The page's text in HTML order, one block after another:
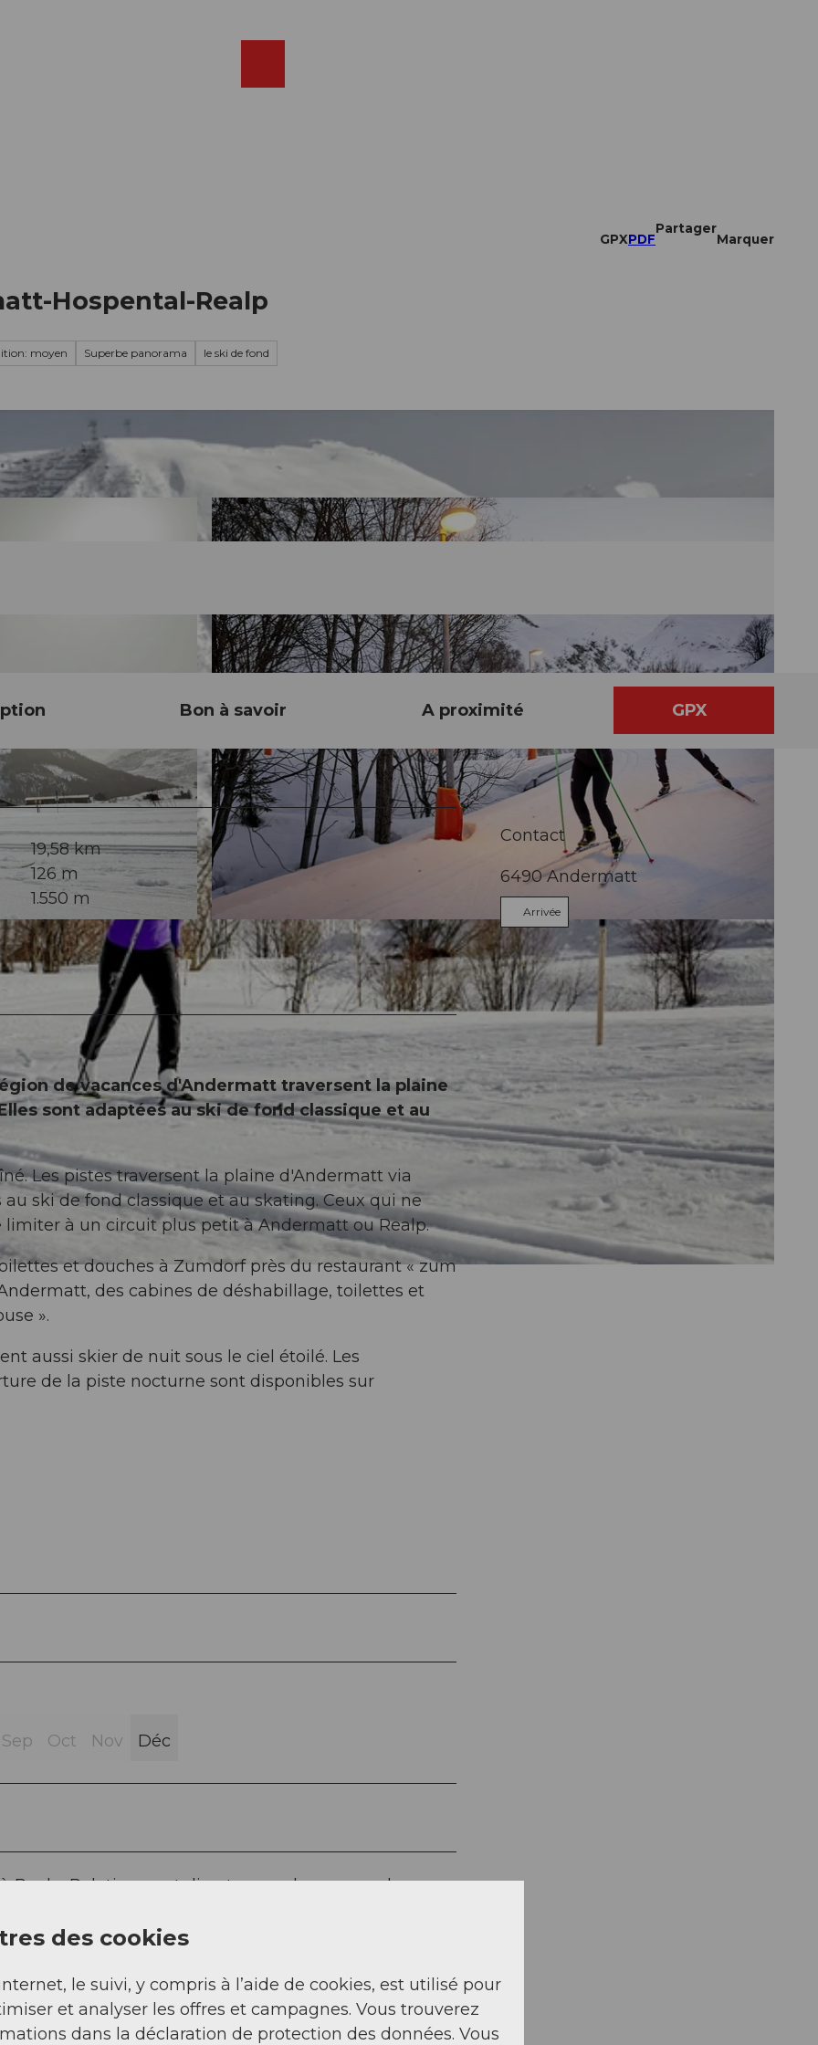
GPXPDF
Partager
Marquer
Hospental-Realp
moyen Superbe panorama le ski de fond
© Beat Brechbühl, Ferienregion Andermatt
Bon à savoir A proximité GPX
19,58 km
126 m
1.550 m
de vacances d'Andermatt traversent la plaine
sont adaptées au ski de fond classique et au
Les pistes traversent la plaine d'Andermatt via
ski de fond classique et au skating. Ceux qui ne
à un circuit plus petit à Andermatt ou Realp.
et douches à Zumdorf près du restaurant « zum
des cabines de déshabillage, toilettes et
».
aussi skier de nuit sous le ciel étoilé. Les
de la piste nocturne sont disponibles sur
Sep Oct Nov Déc
Relativement directe, sans beaucoup de
Contact
6490Andermatt
Arrivée
des cookies
le suivi, y compris à l’aide de cookies, est utilisé pour
et analyser les offres et campagnes. Vous trouverez
dans la déclaration de protection des données. Vous